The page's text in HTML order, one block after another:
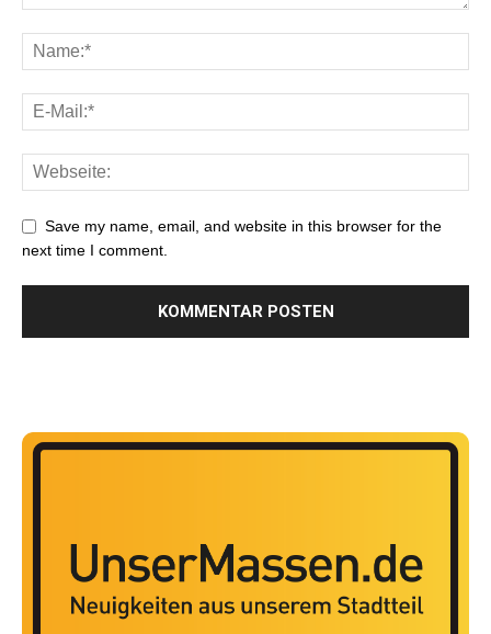
Save my name, email, and website in this browser for the
next time I comment.